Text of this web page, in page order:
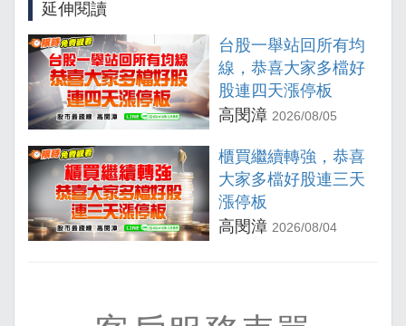
延伸閱讀
台股一舉站回所有均
線，恭喜大家多檔好
股連四天漲停板
高閔漳 2026/08/05
櫃買繼續轉強，恭喜
大家多檔好股連三天
漲停板
高閔漳 2026/08/04